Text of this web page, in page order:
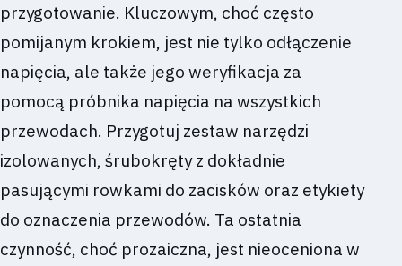
przygotowanie. Kluczowym, choć często
pomijanym krokiem, jest nie tylko odłączenie
napięcia, ale także jego weryfikacja za
pomocą próbnika napięcia na wszystkich
przewodach. Przygotuj zestaw narzędzi
izolowanych, śrubokręty z dokładnie
pasującymi rowkami do zacisków oraz etykiety
do oznaczenia przewodów. Ta ostatnia
czynność, choć prozaiczna, jest nieoceniona w